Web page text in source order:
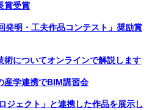
賞受賞
発明・工夫作品コンテスト」奨励賞
術についてオンラインで解説します
産学連携でBIM講習会
ジェクト」と連携した作品を展示し